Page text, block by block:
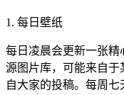
1. 每日壁纸
每日凌晨会更新一张
源图片库，可能来自
自大家的投稿。每周